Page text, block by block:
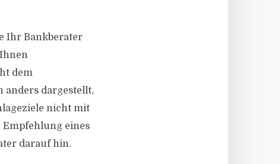
Ihr Bankberater
dem
anders dargestellt,
nicht mit
Empfehlung eines
darauf hin.